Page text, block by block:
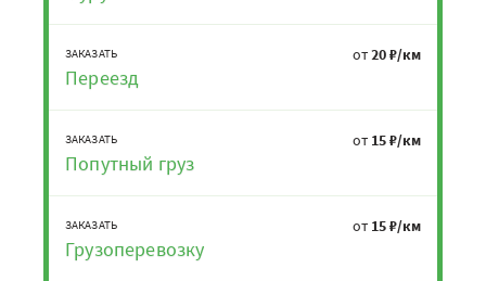
ЗАКАЗАТЬ
Переезд
от20 ₽/км
ЗАКАЗАТЬ
Попутный груз
от 15 ₽/км
ЗАКАЗАТЬ
Грузоперевозку
от 15 ₽/км